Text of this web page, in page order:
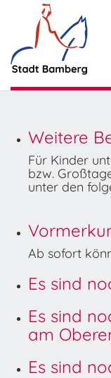
Weitere
Für Kinder
bzw.
unter den
Ab sofort
Es sind
Es sind
am
Es sind